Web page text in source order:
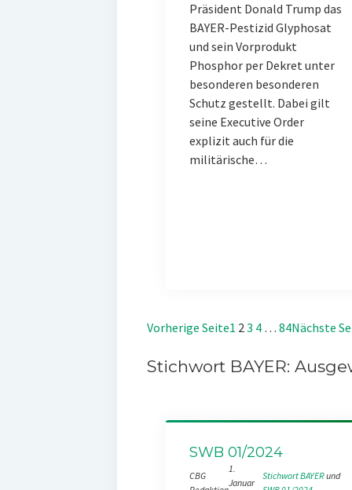
Präsident Donald Trump das
BAYER-Pestizid Glyphosat
und sein Vorprodukt
Phosphor per Dekret unter
besonderen besonderen
Schutz gestellt. Dabei gilt
seine Executive Order
explizit auch für die
militärische…
Vorherige Seite1 23 4 … 84Nächste
Stichwort BAYER:
SWB 01/2024
CBG
1.
Januar
Stichwort BAYER
und